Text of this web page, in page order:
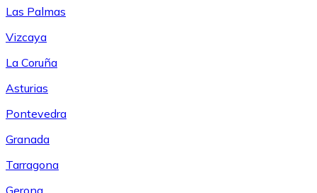
Las Palmas
Vizcaya
La Coruña
Asturias
Pontevedra
Granada
Tarragona